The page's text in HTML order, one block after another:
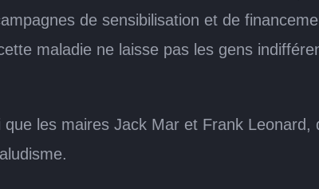
de sensibilisation et de
maladie ne laisse pas les gens
les maires Jack Mar et Frank Leonard,